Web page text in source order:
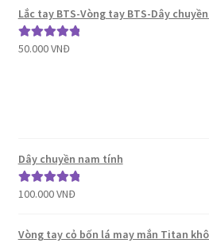
sao
Lắc tay BTS-Vòng tay BTS-Dây chuyền
Được xếp
50.000VNĐ
Dây chuyền nam tính
Được xếp
sao
100.000VNĐ
Vòng tay cỏ bốn lá may mắn Titan